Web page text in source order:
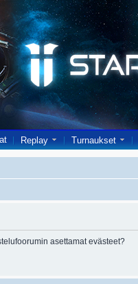
Replay Turnaukset
asettamat evästeet?